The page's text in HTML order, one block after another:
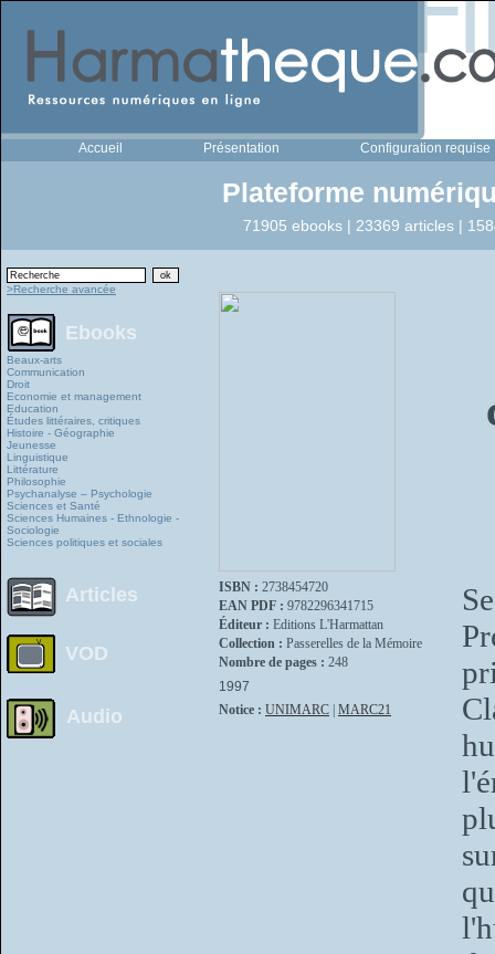
Accueil Présentation Configuration requise
Plateforme
71905 ebooks | 23369 articles |
>Recherche avancée
Ebooks
Beaux-arts
Communication
Droit
Economie et management
Education
Études littéraires, critiques
Histoire - Géographie
Jeunesse
Linguistique
Littérature
Philosophie
Psychanalyse – Psychologie
Sciences et Santé
Sciences Humaines - Ethnologie -
Sociologie
Sciences politiques et sociales
Articles
VOD
Audio
ISBN : 2738454720
EAN PDF : 9782296341715
Éditeur : Editions L'Harmattan
Collection : Passerelles de la Mémoire
Nombre de pages : 248
1997
Notice : UNIMARC MARC21